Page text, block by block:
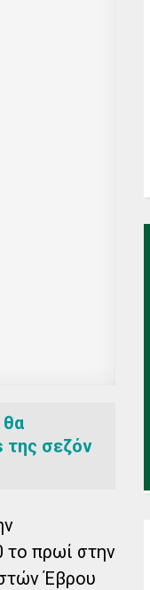
της σεζόν
το πρωί στην
Έβρου